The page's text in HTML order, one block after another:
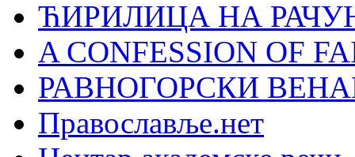
ЋИРИЛИЦА НА
A CONFESSION OF
РАВНОГОРСКИ
Православље.нет